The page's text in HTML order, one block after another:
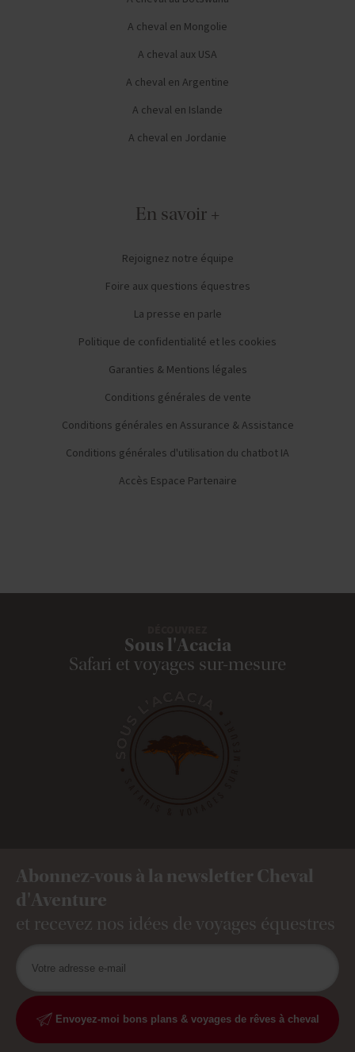
A cheval en Mongolie
A cheval aux USA
A cheval en Argentine
A cheval en Islande
A cheval en Jordanie
En savoir +
Rejoignez notre équipe
Foire aux questions équestres
La presse en parle
Politique de confidentialité et les cookies
Garanties & Mentions légales
Conditions générales de vente
Conditions générales en Assurance & Assistance
Conditions générales d'utilisation du chatbot IA
Accès Espace Partenaire
Sous l'Acacia
Safari et voyages sur-mesure
Abonnez-vous à la newsletter Cheval
d'Aventure
et recevez nos idées de voyages équestres
Envoyez-moi bons plans & voyages de rêves à cheval